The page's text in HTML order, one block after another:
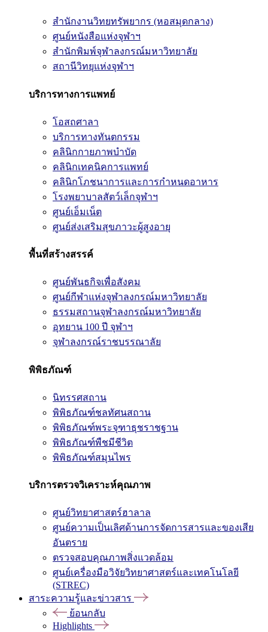
สำนักงานวิทยทรัพยากร (หอสมุดกลาง)
ศูนย์หนังสือแห่งจุฬาฯ
สำนักพิมพ์จุฬาลงกรณ์มหาวิทยาลัย
สถานีวิทยุแห่งจุฬาฯ
บริการทางการแพทย์
โอสถศาลา
บริการทางทันตกรรม
คลินิกกายภาพบำบัด
คลินิกเทคนิคการแพทย์
คลินิกโภชนาการและการกำหนดอาหาร
โรงพยาบาลสัตว์เล็กจุฬาฯ
ศูนย์เอ็มเน็ต
ศูนย์ส่งเสริมสุขภาวะผู้สูงอายุ
พื้นที่สร้างสรรค์
ศูนย์พันธกิจเพื่อสังคม
ศูนย์กีฬาแห่งจุฬาลงกรณ์มหาวิทยาลัย
ธรรมสถานจุฬาลงกรณ์มหาวิทยาลัย
อุทยาน 100 ปี จุฬาฯ
จุฬาลงกรณ์ราชบรรณาลัย
พิพิธภัณฑ์
นิทรรศสถาน
พิพิธภัณฑ์ชลทัศนสถาน
พิพิธภัณฑ์พระจุฑาธุชราชฐาน
พิพิธภัณฑ์พืชมีชีวิต
พิพิธภัณฑ์สมุนไพร
บริการตรวจวิเคราะห์คุณภาพ
ศูนย์วิทยาศาสตร์ฮาลาล
ศูนย์ความเป็นเลิศด้านการจัดการสารและของเสีย
อันตราย
ตรวจสอบคุณภาพสิ่งแวดล้อม
ศูนย์เครื่องมือวิจัยวิทยาศาสตร์และเทคโนโลยี
(STREC)
สาระความรู้และข่าวสาร
ย้อนกลับ
Highlights